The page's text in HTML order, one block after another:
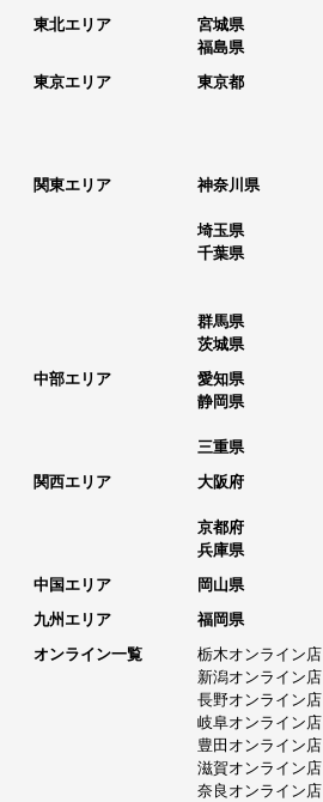
東北エリア
宮城県
福島県
東京エリア
東京都
関東エリア
神奈川県
埼玉県
千葉県
群馬県
茨城県
中部エリア
愛知県
静岡県
三重県
関西エリア
大阪府
京都府
兵庫県
中国エリア
岡山県
九州エリア
福岡県
オンライン一覧
栃木オンライン店
新潟オンライン店
長野オンライン店
岐阜オンライン店
豊田オンライン店
滋賀オンライン店
奈良オンライン店